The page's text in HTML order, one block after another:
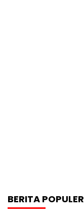
BERITA POPULER